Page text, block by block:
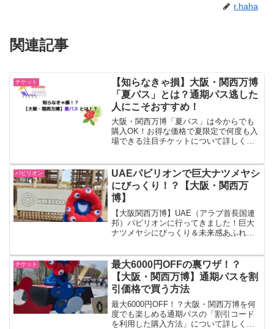
r.haha
関連記事
チケット
【知らなきゃ損】大阪・関西万博
「夏パス」とは？通期パス逃した
人にこそおすすめ！
大阪・関西万博「夏パス」は今からでも
購入OK！お得な価格で夏限定で何度も入
場できる注目チケットについて詳しく解
パビリオン
UAEパビリオンで巨大ナツメヤシ
にびっくり！？【大阪・関西万
博】
【大阪関西万博】UAE（アラブ首長国連
邦）パビリオンに行ってきました！巨大
ナツメヤシにびっくり＆未来感あふれる
報も！
チケット
最大6000円OFFの裏ワザ！？
【大阪・関西万博】通期パスを割
引価格で買う方法
最大6000円OFF！？大阪・関西万博を何
度でも楽しめる通期パスの「割引コード
を利用した購入方法」について詳しく記